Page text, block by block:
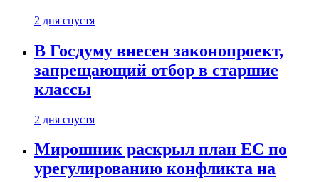
2 дня спустя
В Госдуму внесен законопроект,
запрещающий отбор в старшие
классы
2 дня спустя
Мирошник раскрыл план ЕС по
урегулированию конфликта на